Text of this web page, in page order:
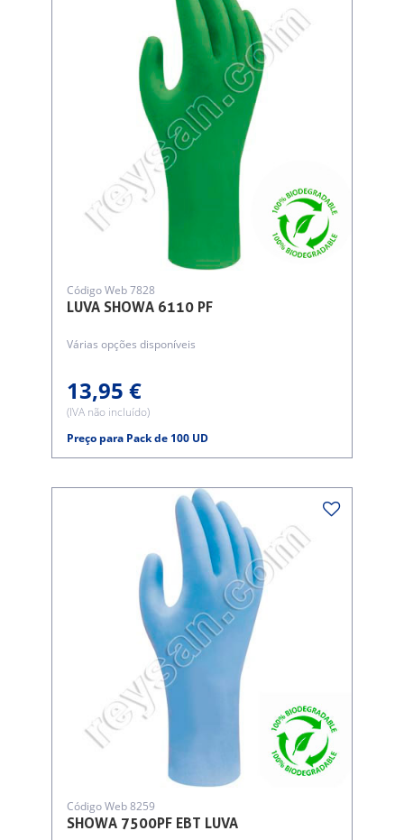
LUVA SHOWA 6110 PF
Código Web 7828
Várias opções disponíveis
13,95 €
(IVA não incluído)
Preço para Pack de 100 UD
SHOWA 7500PF EBT LUVA
Código Web 8259